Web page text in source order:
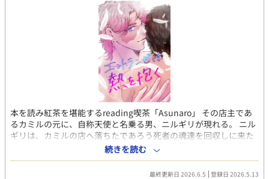
本を読み紅茶を堪能するreading喫茶「Asunaro」 その店主であ
るカミルの元に、自称天使と名乗る男、ニルギリが現れる。 ニル
ギリは、カミルの店へ落ちたであろう死者の魂達を回収しに来た
のだった。 逃げた魂達の行方は、まさかの本の中で… ちょっとエ
ッチなファンタジー
続きを読む
最終更新日 2026.6.5 登録日 2026.5.13